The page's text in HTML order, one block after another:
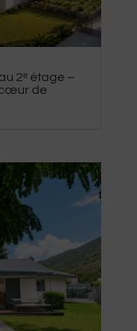
2ᵉ étage –
de